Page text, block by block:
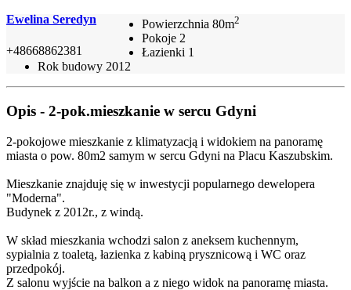
Ewelina Seredyn
+48668862381
Powierzchnia 80m2
Pokoje 2
Łazienki 1
Rok budowy 2012
Opis - 2-pok.mieszkanie w sercu Gdyni
2-pokojowe mieszkanie z klimatyzacją i widokiem na panoramę
miasta o pow. 80m2 samym w sercu Gdyni na Placu Kaszubskim.
Mieszkanie znajduję się w inwestycji popularnego dewelopera
"Moderna".
Budynek z 2012r., z windą.
W skład mieszkania wchodzi salon z aneksem kuchennym,
sypialnia z toaletą, łazienka z kabiną prysznicową i WC oraz
przedpokój.
Z salonu wyjście na balkon a z niego widok na panoramę miasta.